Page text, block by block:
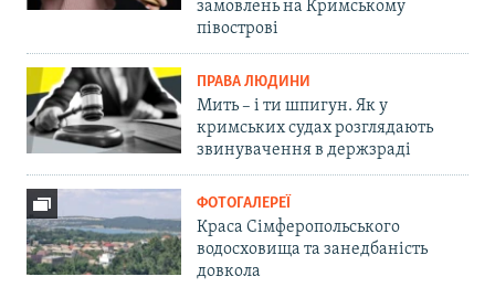
замовлень на Кримському
півострові
ПРАВА ЛЮДИНИ
Мить – і ти шпигун. Як у
кримських судах розглядають
звинувачення в держзраді
ФОТОГАЛЕРЕЇ
Краса Сімферопольського
водосховища та занедбаність
довкола